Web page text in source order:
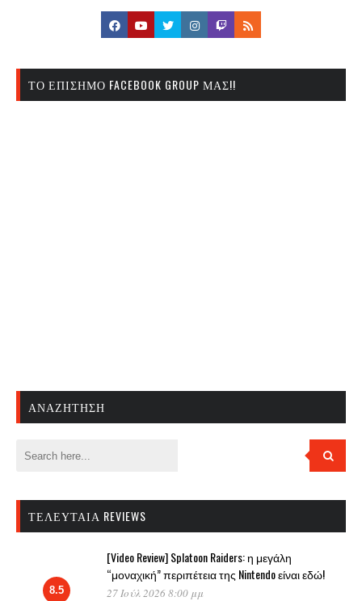
ΤΟ ΕΠΊΣΗΜΟ FACEBOOK GROUP ΜΑΣ!!
ΑΝΑΖΉΤΗΣΗ
ΤΕΛΕΥΤΑΊΑ REVIEWS
8.5
[Video Review] Splatoon Raiders: η μεγάλη
“μοναχική” περιπέτεια της Nintendo είναι εδώ!
27 Ιούλ 2026 8:00 μμ